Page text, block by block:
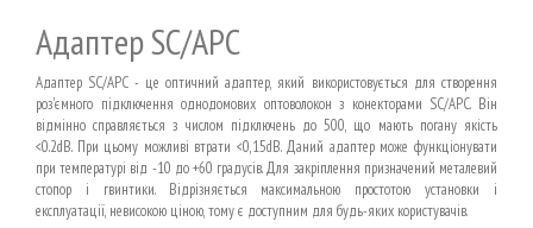
Адаптер SC/APC
Адаптер SC/APC - це оптичний адаптер, який використовується для створення
роз'ємного підключення однодомових оптоволокон з конекторами SC/APC. Він
відмінно справляється з числом підключень до 500, що мають погану якість
<0.2dB. При цьому можливі втрати <0,15dB. Даний адаптер може функціонувати
при температурі від -10 до +60 градусів. Для закріплення призначений металевий
стопор і гвинтики. Відрізняється максимальною простотою установки і
експлуатації, невисокою ціною, тому є доступним для будь-яких користувачів.